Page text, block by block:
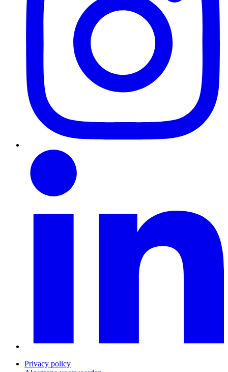
Privacy policy